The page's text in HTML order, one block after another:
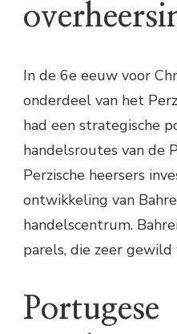
In de 6e eeuw voor
onderdeel van het
had een strategische
handelsroutes van de
Perzische heersers
ontwikkeling van
handelscentrum.
parels, die zeer
Portugese